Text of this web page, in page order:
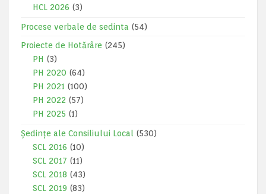
HCL 2026 (3)
Procese verbale de sedinta (54)
Proiecte de Hotărâre (245)
PH (3)
PH 2020 (64)
PH 2021 (100)
PH 2022 (57)
PH 2025 (1)
Ședințe ale Consiliului Local
(530)
SCL 2016 (10)
SCL 2017 (11)
SCL 2018 (43)
SCL 2019 (83)